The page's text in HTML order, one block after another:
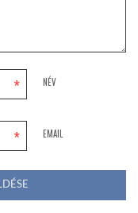
NÉV
*
EMAIL
*